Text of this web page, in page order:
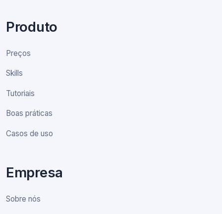
Produto
Preços
Skills
Tutoriais
Boas práticas
Casos de uso
Empresa
Sobre nós